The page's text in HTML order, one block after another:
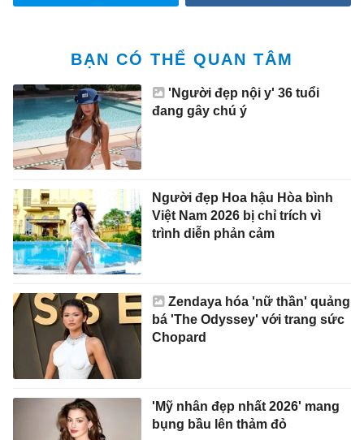
BẠN CÓ THỂ QUAN TÂM
'Người đẹp nội y' 36 tuổi
đang gây chú ý
Người đẹp Hoa hậu Hòa bình
Việt Nam 2026 bị chỉ trích vì
trình diễn phản cảm
Zendaya hóa 'nữ thần' quảng
bá 'The Odyssey' với trang sức
Chopard
'Mỹ nhân đẹp nhất 2026' mang
bụng bầu lên thảm đỏ